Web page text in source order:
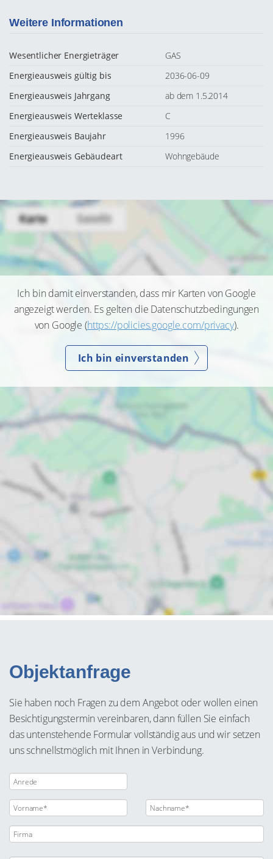
Weitere Informationen
Wesentlicher Energieträger
GAS
Energieausweis gültig bis
2036-06-09
Energieausweis Jahrgang
ab dem 1.5.2014
Energieausweis Werteklasse
C
Energieausweis Baujahr
1996
Energieausweis Gebäudeart
Wohngebäude
Ich bin damit einverstanden, dass mir Karten von Google
angezeigt werden. Es gelten die Datenschutzbedingungen
von Google (https://policies.google.com/privacy).
Ich bin einverstanden
Objektanfrage
Sie haben noch Fragen zu dem Angebot oder wollen einen
Besichtigungstermin vereinbaren, dann füllen Sie einfach
das untenstehende Formular vollständig aus und wir setzen
uns schnellstmöglich mit Ihnen in Verbindung.